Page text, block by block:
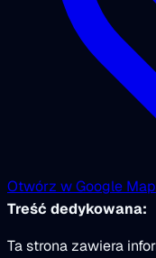
Otwórz w Google
Treść dedykowana:
Ta strona zawiera